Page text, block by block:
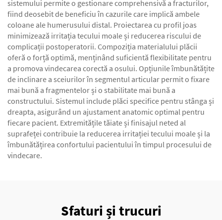
sistemului permite o gestionare comprehensivă a fracturilor,
fiind deosebit de beneficiu în cazurile care implică ambele
coloane ale humerusului distal. Proiectarea cu profil joas
minimizează irritația tecului moale și reducerea riscului de
complicații postoperatorii. Compoziția materialului plăcii
oferă o forță optimă, menținând suficientă flexibilitate pentru
a promova vindecarea corectă a osului. Opțiunile îmbunătățite
de inclinare a sceiurilor în segmentul articular permit o fixare
mai bună a fragmentelor și o stabilitate mai bună a
constructului. Sistemul include plăci specifice pentru stânga și
dreapta, asigurând un ajustament anatomic optimal pentru
fiecare pacient. Extremitățile tăiate și finisajul neted al
suprafeței contribuie la reducerea irritației tecului moale și la
îmbunătățirea confortului pacientului în timpul procesului de
vindecare.
Sfaturi și trucuri